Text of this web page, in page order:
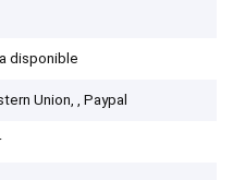
disponible
Union, , Paypal